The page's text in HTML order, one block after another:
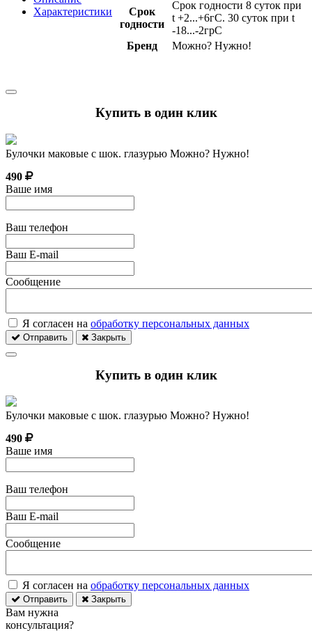
Характеристики
Срок
годности
Срок годности 8 суток при
t +2...+6гС. 30 суток при t
-18...-2грС
Бренд
Можно? Нужно!
Купить в один клик
Булочки маковые с шок. глазурью Можно? Нужно!
490
Ваше имя
Ваш телефон
Ваш E-mail
Сообщение
Я согласен на обработку персональных данных
Отправить Закрыть
Купить в один клик
Булочки маковые с шок. глазурью Можно? Нужно!
490
Ваше имя
Ваш телефон
Ваш E-mail
Сообщение
Я согласен на обработку персональных данных
Отправить Закрыть
Вам нужна
консультация?